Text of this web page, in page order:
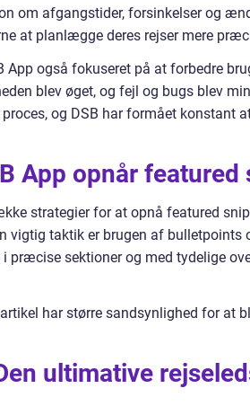
om afgangstider, forsinkelser og
at planlægge deres rejser mere
App også fokuseret på at forbedre
blev øget, og fejl og bugs blev
og DSB har formået konstant
App opnår
strategier for at opnå featured
vigtig taktik er brugen af
præcise sektioner og med tydelige
har større sandsynlighed for at
ultimative